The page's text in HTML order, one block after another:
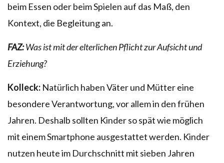
beim Essen oder beim Spielen auf das Maß, den
Kontext, die Begleitung an.
FAZ:Was ist mit der elterlichen Pflicht zur Aufsicht und
Erziehung?
Kolleck: Natürlich haben Väter und Mütter eine
besondere Verantwortung, vor allem in den frühen
Jahren. Deshalb sollten Kinder so spät wie möglich
mit einem Smartphone ausgestattet werden. Kinder
nutzen heute im Durchschnitt mit sieben Jahren